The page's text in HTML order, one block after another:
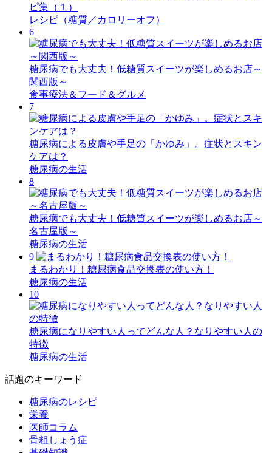
ピ集（１）
レシピ（糖質／カロリーオフ）
6
糖尿病でも大丈夫！低糖質スイーツが楽しめるお店～
関西版～
食事療法＆フード＆グルメ
7
糖尿病による皮膚や手足の「かゆみ」。症状とスキン
ケアは？
糖尿病の生活
8
糖尿病でも大丈夫！低糖質スイーツが楽しめるお店～
名古屋版～
糖尿病の生活
9
まるわかり！糖尿病食品交換表の使い方！
糖尿病の生活
10
糖尿病になりやすい人ってどんな人？なりやすい人の
特徴
糖尿病の生活
話題のキーワード
糖尿病のレシピ
栄養
医師コラム
骨粗しょう症